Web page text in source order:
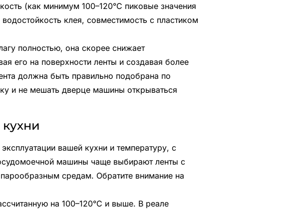
(как минимум 100–120°C пиковые значения
клея, совместимость с пластиком
полностью, она скорее снижает
его на поверхности ленты и создавая более
должна быть правильно подобрана по
и не мешать дверце машины открываться
вашей кухни и температуру, с
машины чаще выбирают ленты с
средам. Обратите внимание на
на 100–120°C и выше. В реале